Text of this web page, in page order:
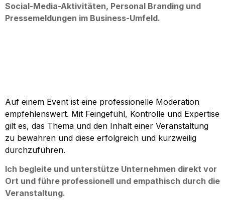
Social-Media-Aktivitäten, Personal Branding und
Pressemeldungen im Business-Umfeld.
Auf einem Event ist eine professionelle Moderation
empfehlenswert. Mit Feingefühl, Kontrolle und Expertise
gilt es, das Thema und den Inhalt einer Veranstaltung
zu bewahren und diese erfolgreich und kurzweilig
durchzuführen.
Ich begleite und unterstütze Unternehmen direkt vor
Ort und führe professionell und empathisch durch die
Veranstaltung.